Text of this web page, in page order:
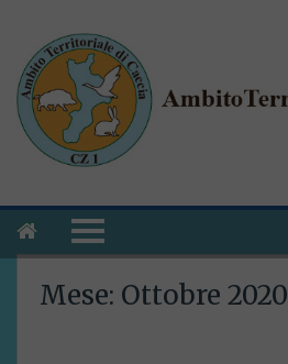
Mese: Ottobre 2020